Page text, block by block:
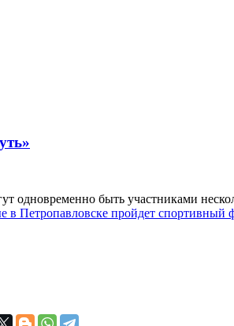
одновременно быть участниками
в Петропавловске пройдет спортивный